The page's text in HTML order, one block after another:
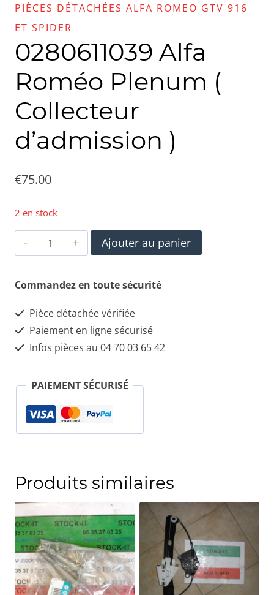
PIÈCES DÉTACHÉES ALFA ROMEO GTV 916
ET SPIDER
0280611039 Alfa
Roméo Plenum (
Collecteur
d’admission )
€75.00
2 en stock
quantité
de
0280611039
Roméo
Plenum
)
Ajouter au panier
Commandez en toute sécurité
Pièce détachée vérifiée
Paiement en ligne sécurisé
Infos pièces au 04 70 03 65 42
PAIEMENT SÉCURISÉ
Produits similaires